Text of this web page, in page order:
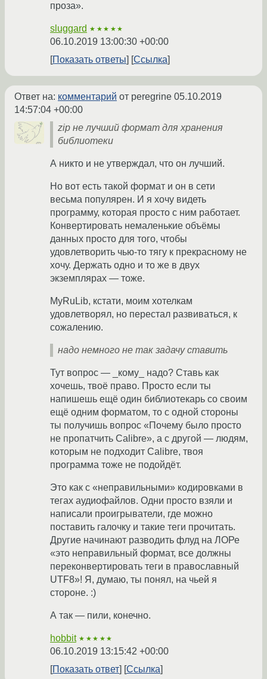
проза».
sluggard ★★★★★
06.10.2019 13:00:30 +00:00
Показать ответы
Ссылка
Ответ на: комментарий от peregrine 05.10.2019
14:57:04 +00:00
zip не лучший формат для хранения
библиотеки
А никто и не утверждал, что он лучший.
Но вот есть такой формат и он в сети
весьма популярен. И я хочу видеть
программу, которая просто с ним работает.
Конвертировать немаленькие объёмы
данных просто для того, чтобы
удовлетворить чью-то тягу к прекрасному не
хочу. Держать одно и то же в двух
экземплярах — тоже.
MyRuLib, кстати, моим хотелкам
удовлетворял, но перестал развиваться, к
сожалению.
надо немного не так задачу ставить
Тут вопрос — _кому_ надо? Ставь как
хочешь, твоё право. Просто если ты
напишешь ещё один библиотекарь со своим
ещё одним форматом, то с одной стороны
ты получишь вопрос «Почему было просто
не пропатчить Calibre», а с другой — людям,
которым не подходит Calibre, твоя
программа тоже не подойдёт.
Это как с «неправильными» кодировками в
тегах аудиофайлов. Одни просто взяли и
написали проигрыватели, где можно
поставить галочку и такие теги прочитать.
Другие начинают разводить флуд на ЛОРе
«это неправильный формат, все должны
переконвертировать теги в православный
UTF8»! Я, думаю, ты понял, на чьей я
стороне. :)
А так — пили, конечно.
hobbit ★★★★★
06.10.2019 13:15:42 +00:00
Показать ответ
Ссылка